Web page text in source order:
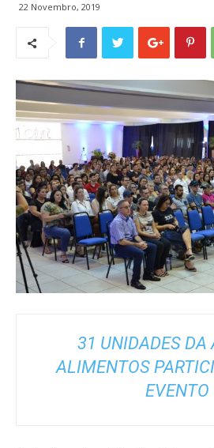
22 Novembro, 2019
31 UNIDADES DA
ALIMENTOS
EVENTO